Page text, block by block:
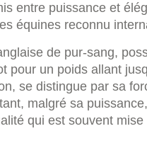
entre puissance et
équines reconnu
de pur-sang,
pour un poids allant
se distingue par sa
malgré sa
qui est souvent